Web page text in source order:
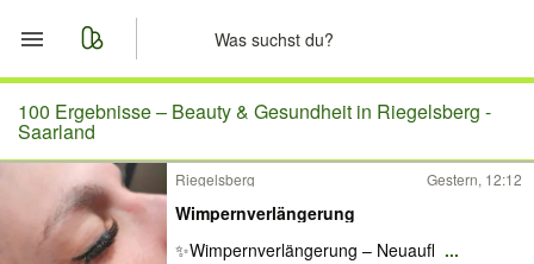
Start
Merkliste
Nachrichten
100 Ergebnisse – Beauty & Gesundheit in Riegelsberg -
Saarland
Riegelsberg Gestern, 12:12
Wimpernverlängerung
✨Wimpernverlängerung – Neuaufl ...